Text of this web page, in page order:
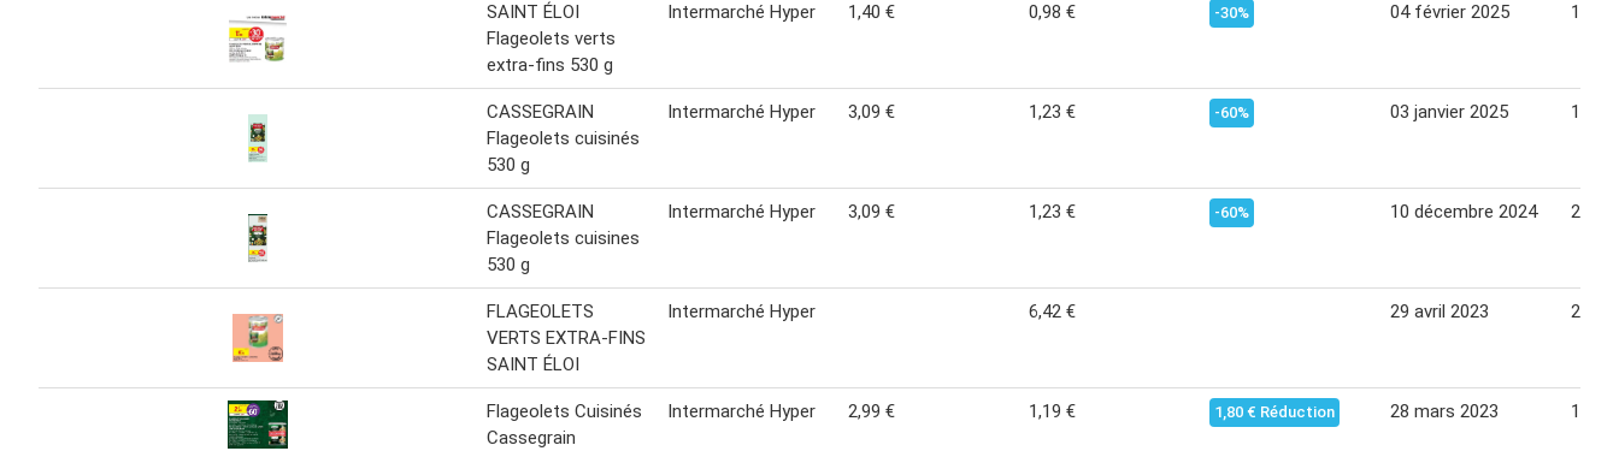
SAINT ÉLOI
Flageolets verts
extra-fins 530 g
Intermarché Hyper 1,40 € 0,98 € -30% 04 février 2025 16
CASSEGRAIN
Flageolets cuisinés
530 g
Intermarché Hyper 3,09 € 1,23 € -60% 03 janvier 2025 12
CASSEGRAIN
Flageolets cuisines
530 g
Intermarché Hyper 3,09 € 1,23 € -60% 10 décembre 2024 22
FLAGEOLETS
VERTS EXTRA-FINS
SAINT ÉLOI
Intermarché Hyper 6,42 € 29 avril 2023 20
Flageolets Cuisinés
Cassegrain
Intermarché Hyper 2,99 € 1,19 € 1,80 € Réduction 28 mars 2023 10